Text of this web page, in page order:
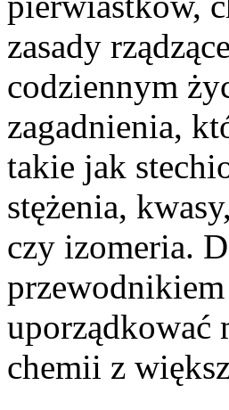
zasady
codziennym
zagadnienia,
takie jak
stężenia,
czy izomeria.
uporządkować
chemii z